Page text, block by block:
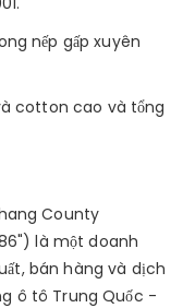
nếp gấp xuyên
cotton cao và tổng
County
là một doanh
bán hàng và dịch
ô tô Trung Quốc -